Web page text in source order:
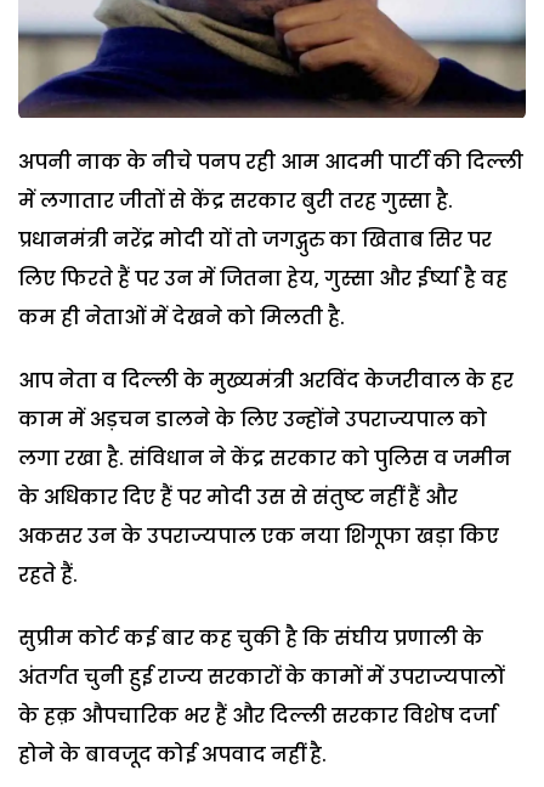
अपनी नाक के नीचे पनप रही आम आदमी पार्टी की दिल्ली
में लगातार जीतों से केंद्र सरकार बुरी तरह गुस्सा है.
प्रधानमंत्री नरेंद्र मोदी यों तो जगद्गुरु का खिताब सिर पर
लिए फिरते हैं पर उन में जितना हेय, गुस्सा और ईर्ष्या है वह
कम ही नेताओं में देखने को मिलती है.
आप नेता व दिल्ली के मुख्यमंत्री अरविंद केजरीवाल के हर
काम में अड़चन डालने के लिए उन्होंने उपराज्यपाल को
लगा रखा है. संविधान ने केंद्र सरकार को पुलिस व जमीन
के अधिकार दिए हैं पर मोदी उस से संतुष्ट नहीं हैं और
अकसर उन के उपराज्यपाल एक नया शिगूफा खड़ा किए
रहते हैं.
सुप्रीम कोर्ट कई बार कह चुकी है कि संघीय प्रणाली के
अंतर्गत चुनी हुई राज्य सरकारों के कामों में उपराज्यपालों
के हक़ औपचारिक भर हैं और दिल्ली सरकार विशेष दर्जा
होने के बावजूद कोई अपवाद नहीं है.